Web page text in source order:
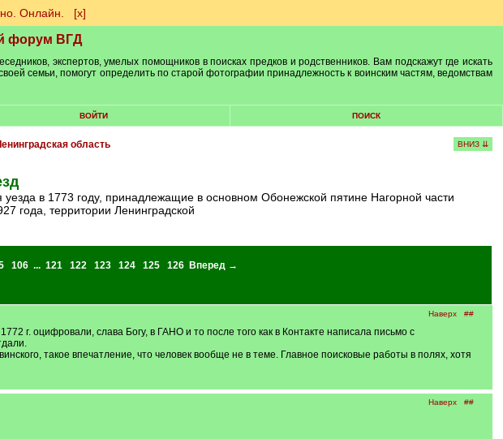
Онлайн. [х]
форум ВГД
экспертов, умелых помощников в поисках предков и родственников. Вам подскажут где искать
семьи, помогут определить по старой фотографии принадлежность к воинским частям, ведомствам
ВОЙТИ ПОИСК
область ВНИЗ ⇊
года, территории Ленинградской
106 ... 121 122 123 124 125 126
Вперед →
Наверх ##
г. оцифровали, слава Богу, в ГАНО и то после того как в Контакте написала письмо с
такое впечатление, что человек вообще не в теме. Главное поисковые работы в полях, хотя
Наверх ##